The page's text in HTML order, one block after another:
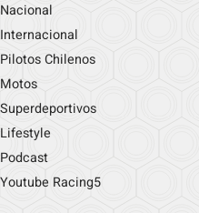
Nacional
Internacional
Pilotos Chilenos
Motos
Superdeportivos
Lifestyle
Podcast
Youtube Racing5